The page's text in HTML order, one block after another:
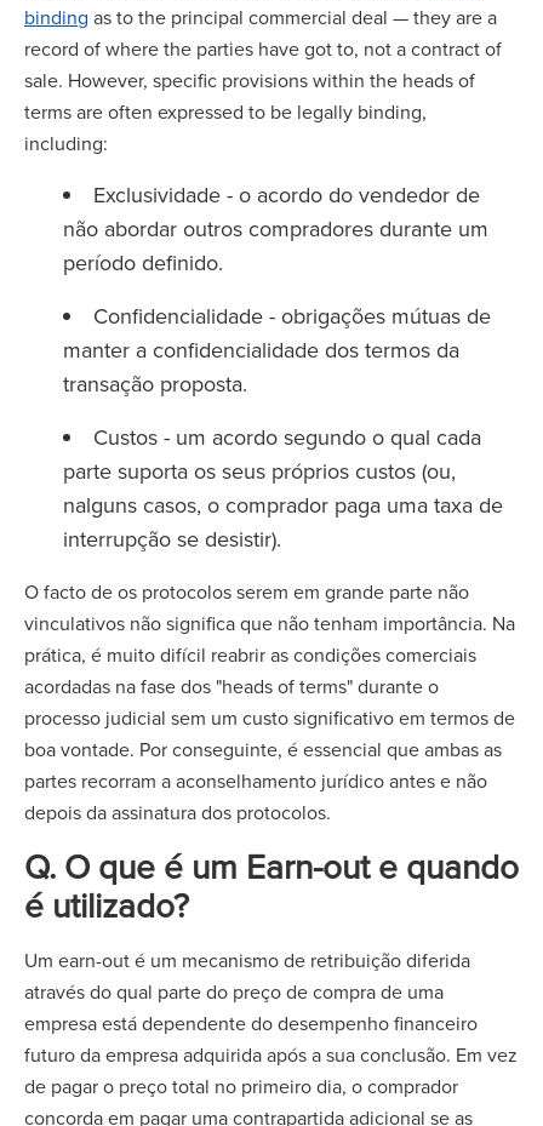
binding as to the principal commercial deal — they are a
record of where the parties have got to, not a contract of
sale. However, specific provisions within the heads of
terms are often expressed to be legally binding,
including:
Exclusividade - o acordo do vendedor de
não abordar outros compradores durante um
período definido.
Confidencialidade - obrigações mútuas de
manter a confidencialidade dos termos da
transação proposta.
Custos - um acordo segundo o qual cada
parte suporta os seus próprios custos (ou,
nalguns casos, o comprador paga uma taxa de
interrupção se desistir).
O facto de os protocolos serem em grande parte não
vinculativos não significa que não tenham importância. Na
prática, é muito difícil reabrir as condições comerciais
acordadas na fase dos "heads of terms" durante o
processo judicial sem um custo significativo em termos de
boa vontade. Por conseguinte, é essencial que ambas as
partes recorram a aconselhamento jurídico antes e não
depois da assinatura dos protocolos.
Q. O que é um Earn-out e quando
é utilizado?
Um earn-out é um mecanismo de retribuição diferida
através do qual parte do preço de compra de uma
empresa está dependente do desempenho financeiro
futuro da empresa adquirida após a sua conclusão. Em vez
de pagar o preço total no primeiro dia, o comprador
concorda em pagar uma contrapartida adicional se as